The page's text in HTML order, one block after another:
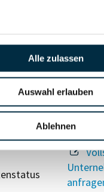
Alle zulassen
Auswahl erlauben
Ablehnen
Pfad
anfragen